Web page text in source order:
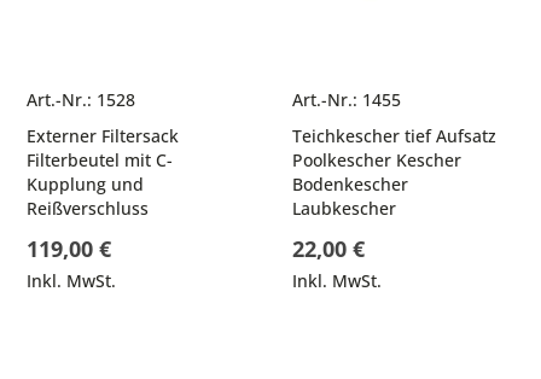
Art.-Nr.: 1528
Externer Filtersack
Filterbeutel mit C-
Kupplung und
Reißverschluss
119,00 €
Inkl. MwSt.
Art.-Nr.: 1455
Teichkescher tief Aufsatz
Poolkescher Kescher
Bodenkescher
Laubkescher
22,00 €
Inkl. MwSt.